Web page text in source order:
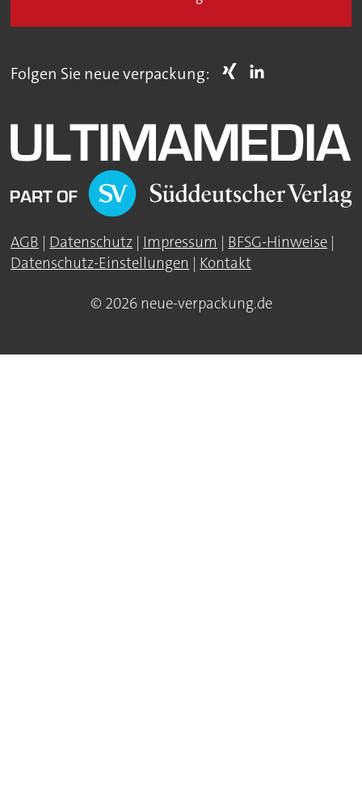
Folgen Sie neue verpackung:
AGB | Datenschutz | Impressum | BFSG-Hinweise |
Datenschutz-Einstellungen | Kontakt
© 2026 neue-verpackung.de